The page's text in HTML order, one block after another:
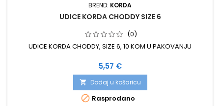
BREND: KORDA
UDICE KORDA CHODDY SIZE 6
(0)
UDICE KORDA CHODDY, SIZE 6, 10 KOM U PAKOVANJU
Cijena
5,57 €
 Dodaj u košaricu
 Rasprodano